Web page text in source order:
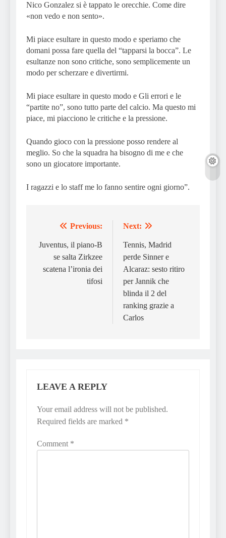
Nico Gonzalez si è tappato le orecchie. Come dire
«non vedo e non sento».
Mi piace esultare in questo modo e speriamo che
domani possa fare quella del “tapparsi la bocca”. Le
esultanze non sono critiche, sono semplicemente un
modo per scherzare e divertirmi.
Mi piace esultare in questo modo e Gli errori e le
“partite no”, sono tutto parte del calcio. Ma questo mi
piace, mi piacciono le critiche e la pressione.
Quando gioco con la pressione posso rendere al
meglio. So che la squadra ha bisogno di me e che
sono un giocatore importante.
I ragazzi e lo staff me lo fanno sentire ogni giorno”.
navigation
Previous:
Juventus, il piano-B
se salta Zirkzee
scatena l’ironia dei
tifosi
Next:
Tennis, Madrid
perde Sinner e
Alcaraz: sesto ritiro
per Jannik che
blinda il 2 del
ranking grazie a
Carlos
LEAVE A REPLY
Your email address will not be published.
Required fields are marked *
Comment *